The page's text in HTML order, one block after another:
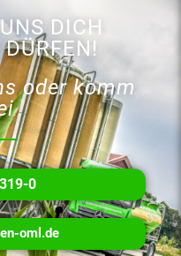
DICH
oder komm
0
oml.de